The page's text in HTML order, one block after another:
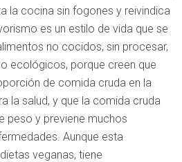
la cocina sin fogones y reivindica
es un estilo de vida que se
no cocidos, sin procesar,
ecológicos, porque creen que
de comida cruda en la
la salud, y que la comida cruda
peso y previene muchos
Aunque esta
veganas, tiene